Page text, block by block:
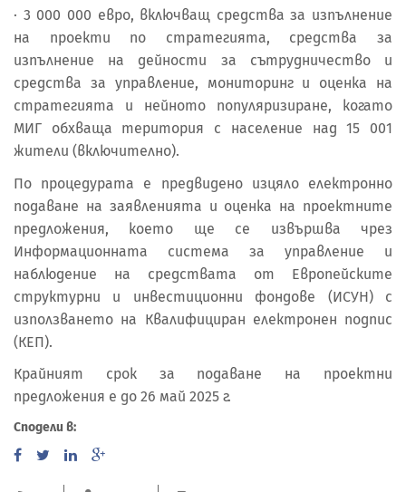
· 3 000 000 евро, включващ средства за изпълнение
на проекти по стратегията, средства за
изпълнение на дейности за сътрудничество и
средства за управление, мониторинг и оценка на
стратегията и нейното популяризиране, когато
МИГ обхваща територия с население над 15 001
жители (включително).
По процедурата е предвидено изцяло електронно
подаване на заявленията и оценка на проектните
предложения, което ще се извършва чрез
Информационната система за управление и
наблюдение на средствата от Европейските
структурни и инвестиционни фондове (ИСУН) с
използването на Квалифициран електронен подпис
(КЕП).
Крайният срок за подаване на проектни
предложения е до 26 май 2025 г.
Сподели в: